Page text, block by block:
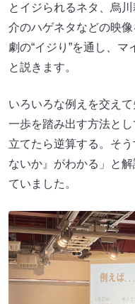
とイジられるネタ、烏
介のハゲネタなどの映
劇の“イジり”を通し、
と説きます。
いろいろな例えを交え
一歩を踏み出す方法と
立てたら逆算する。そ
ないか』がわかる」と
ていました。